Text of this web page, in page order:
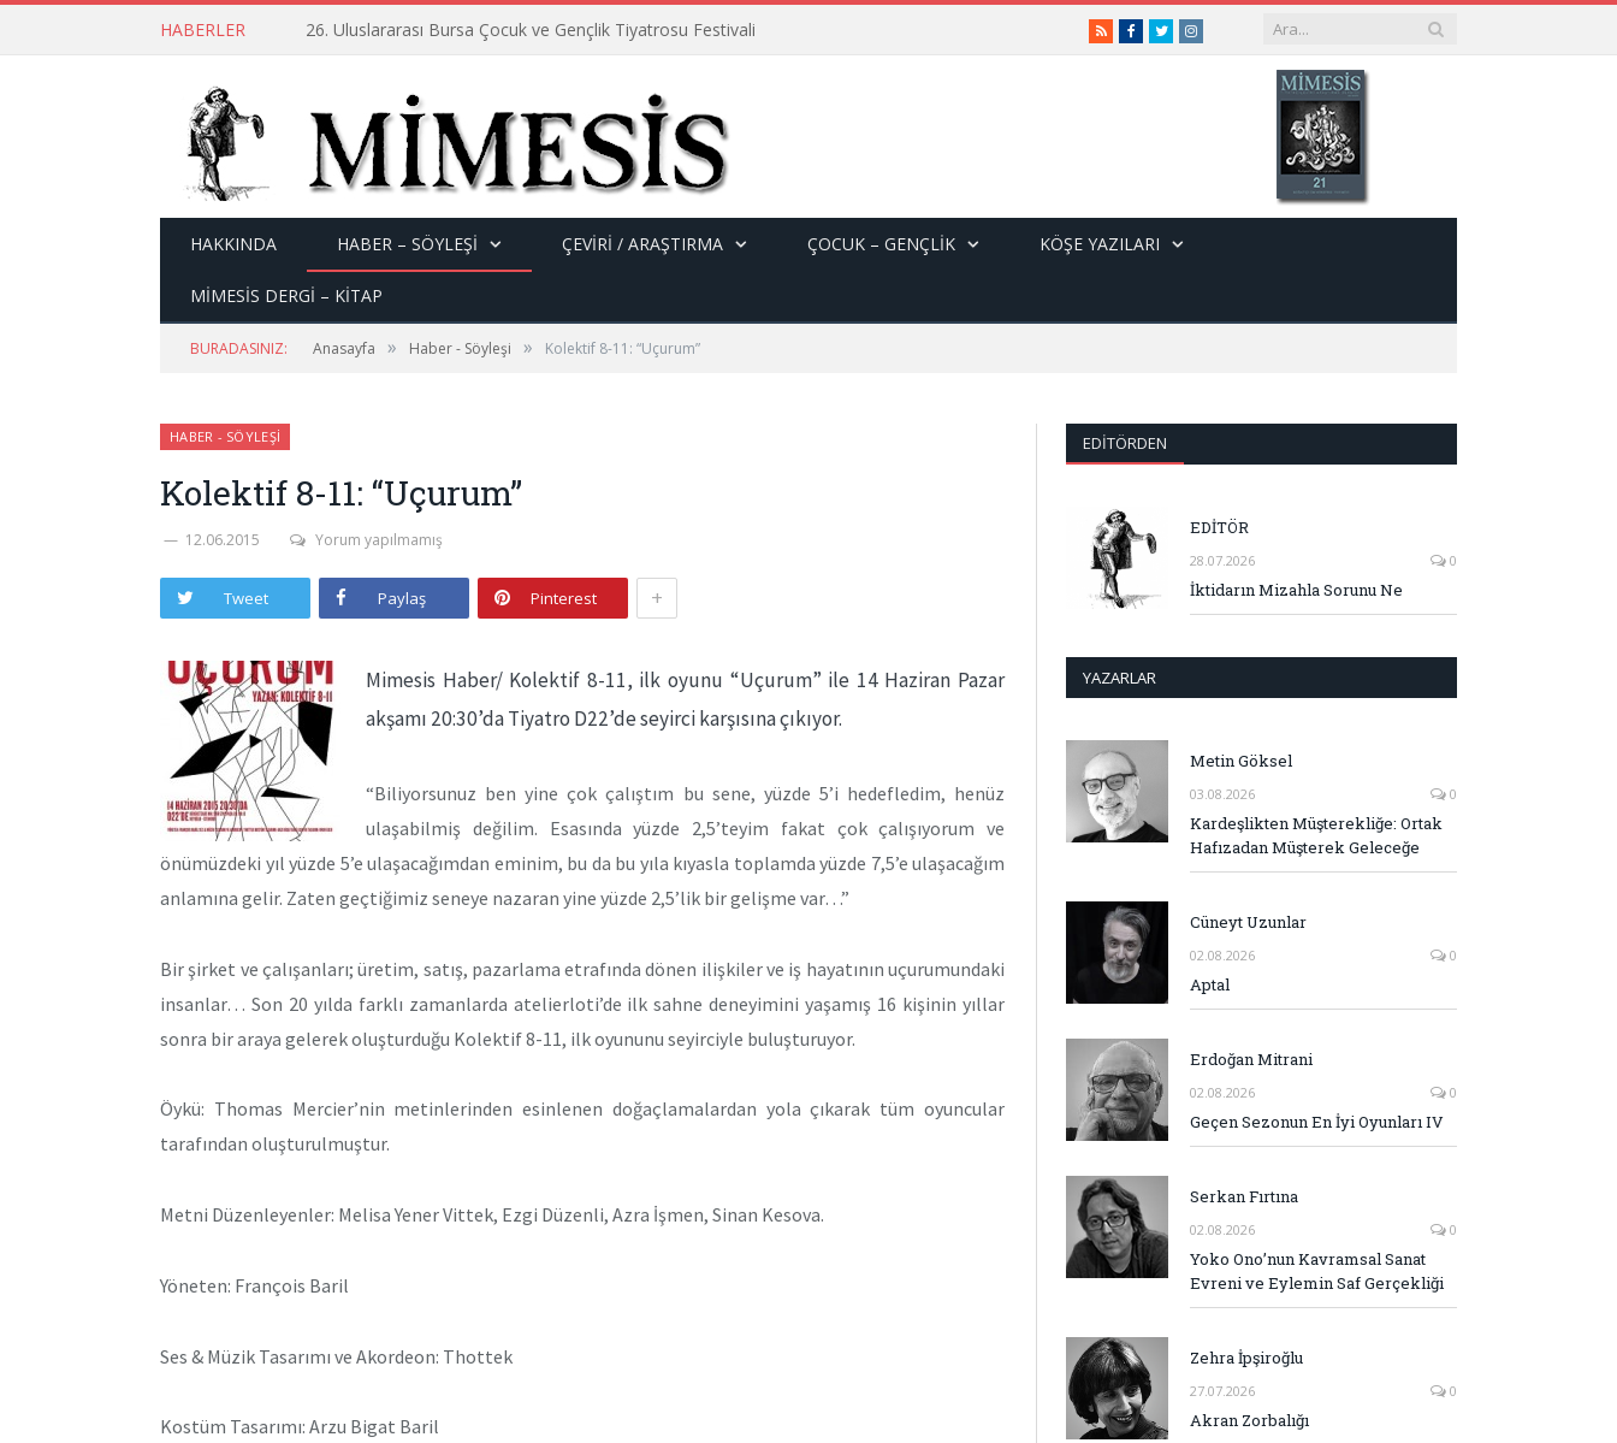
HABERLER 26. Uluslararası Bursa Çocuk ve Gençlik Tiyatrosu Festivali RSSFacebook
TwitterInstagram
HAKKINDA HABER – SÖYLEŞI ÇEVİRİ / ARAŞTIRMA ÇOCUK – GENÇLIK KÖŞE YAZILARI
MİMESİS DERGİ – KİTAP
BURADASINIZ: Anasayfa » Haber - Söyleşi » Kolektif 8-11: “Uçurum”
HABER - SÖYLEŞI
Kolektif 8-11: “Uçurum”
12.06.2015 Yorum yapılmamış
Tweet Paylaş Pinterest +
Mimesis Haber/ Kolektif 8-11, ilk oyunu “Uçurum” ile 14 Haziran Pazar
akşamı 20:30’da Tiyatro D22’de seyirci karşısına çıkıyor.
“Biliyorsunuz ben yine çok çalıştım bu sene, yüzde 5’i hedefledim, henüz
ulaşabilmiş değilim. Esasında yüzde 2,5’teyim fakat çok çalışıyorum ve
önümüzdeki yıl yüzde 5’e ulaşacağımdan eminim, bu da bu yıla kıyasla toplamda yüzde 7,5’e ulaşacağım
anlamına gelir. Zaten geçtiğimiz seneye nazaran yine yüzde 2,5’lik bir gelişme var…”
Bir şirket ve çalışanları; üretim, satış, pazarlama etrafında dönen ilişkiler ve iş hayatının uçurumundaki
insanlar… Son 20 yılda farklı zamanlarda atelierloti’de ilk sahne deneyimini yaşamış 16 kişinin yıllar
sonra bir araya gelerek oluşturduğu Kolektif 8-11, ilk oyununu seyirciyle buluşturuyor.
Öykü: Thomas Mercier’nin metinlerinden esinlenen doğaçlamalardan yola çıkarak tüm oyuncular
tarafından oluşturulmuştur.
Metni Düzenleyenler: Melisa Yener Vittek, Ezgi Düzenli, Azra İşmen, Sinan Kesova.
Yöneten: François Baril
Ses & Müzik Tasarımı ve Akordeon: Thottek
Kostüm Tasarımı: Arzu Bigat Baril
EDITÖRDEN
EDİTÖR
28.07.2026 0
İktidarın Mizahla Sorunu Ne
YAZARLAR
Metin Göksel
03.08.2026 0
Kardeşlikten Müşterekliğe: Ortak
Hafızadan Müşterek Geleceğe
Cüneyt Uzunlar
02.08.2026 0
Aptal
Erdoğan Mitrani
02.08.2026 0
Geçen Sezonun En İyi Oyunları IV
Serkan Fırtına
02.08.2026 0
Yoko Ono’nun Kavramsal Sanat
Evreni ve Eylemin Saf Gerçekliği
Zehra İpşiroğlu
27.07.2026 0
Akran Zorbalığı